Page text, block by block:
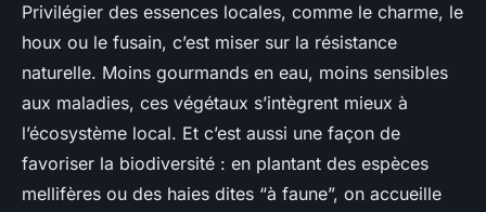
Privilégier des essences locales, comme le charme, le
houx ou le fusain, c’est miser sur la résistance
naturelle. Moins gourmands en eau, moins sensibles
aux maladies, ces végétaux s’intègrent mieux à
l’écosystème local. Et c’est aussi une façon de
favoriser la biodiversité : en plantant des espèces
mellifères ou des haies dites “à faune”, on accueille